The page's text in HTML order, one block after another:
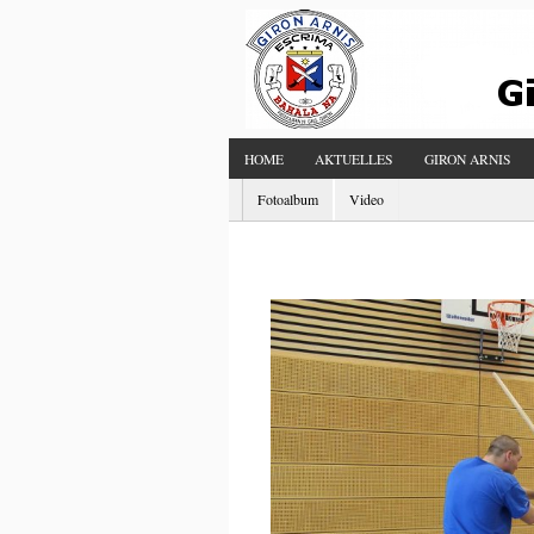
HOME AKTUELLES GIRON ARNIS
Fotoalbum Video